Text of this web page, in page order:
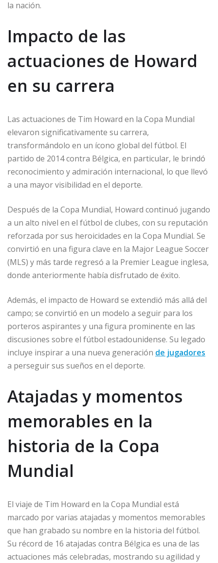
la nación.
Impacto de las
actuaciones de Howard
en su carrera
Las actuaciones de Tim Howard en la Copa Mundial
elevaron significativamente su carrera,
transformándolo en un ícono global del fútbol. El
partido de 2014 contra Bélgica, en particular, le brindó
reconocimiento y admiración internacional, lo que llevó
a una mayor visibilidad en el deporte.
Después de la Copa Mundial, Howard continuó jugando
a un alto nivel en el fútbol de clubes, con su reputación
reforzada por sus heroicidades en la Copa Mundial. Se
convirtió en una figura clave en la Major League Soccer
(MLS) y más tarde regresó a la Premier League inglesa,
donde anteriormente había disfrutado de éxito.
Además, el impacto de Howard se extendió más allá del
campo; se convirtió en un modelo a seguir para los
porteros aspirantes y una figura prominente en las
discusiones sobre el fútbol estadounidense. Su legado
incluye inspirar a una nueva generación de jugadores
a perseguir sus sueños en el deporte.
Atajadas y momentos
memorables en la
historia de la Copa
Mundial
El viaje de Tim Howard en la Copa Mundial está
marcado por varias atajadas y momentos memorables
que han grabado su nombre en la historia del fútbol.
Su récord de 16 atajadas contra Bélgica es una de las
actuaciones más celebradas, mostrando su agilidad y